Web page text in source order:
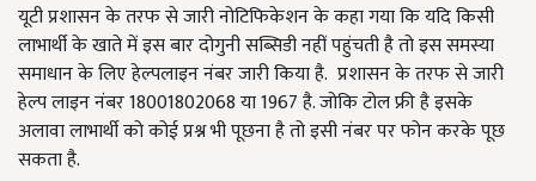
यूटी प्रशासन के तरफ से जारी नोटिफिकेशन के कहा गया कि यदि किसी
लाभार्थी के खाते में इस बार दोगुनी सब्सिडी नहीं पहुंचती है तो इस समस्या
समाधान के लिए हेल्पलाइन नंबर जारी किया है. प्रशासन के तरफ से जारी
हेल्प लाइन नंबर 18001802068 या 1967 है. जोकि टोल फ्री है इसके
अलावा लाभार्थी को कोई प्रश्न भी पूछना है तो इसी नंबर पर फोन करके पूछ
सकता है.